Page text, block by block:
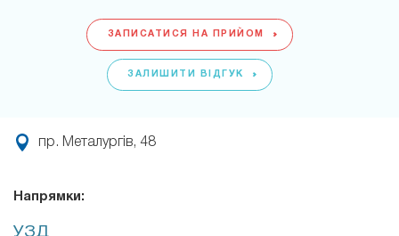
ЗАПИСАТИСЯ НА ПРИЙОМ
ЗАЛИШИТИ ВІДГУК
пр. Металургів, 48
Напрямки:
УЗД